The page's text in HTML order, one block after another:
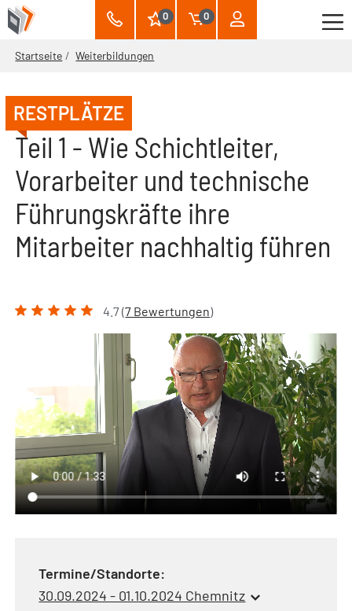
0 0
Startseite Weiterbildungen
RESTPLÄTZE
Teil 1 - Wie Schichtleiter,
Vorarbeiter und technische
Führungskräfte ihre
Mitarbeiter nachhaltig führen
4.7 (7 Bewertungen)
Termine/Standorte:
30.09.2024 - 01.10.2024 Chemnitz